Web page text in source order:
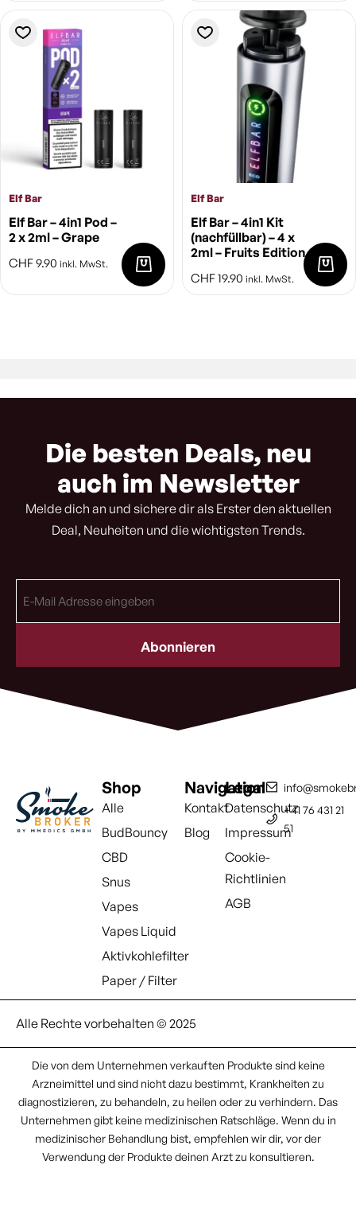
Elf Bar
Elf Bar – 4in1 Pod –
2 x 2ml – Grape
CHF9.90 inkl. MwSt.
Elf Bar
Elf Bar – 4in1 Kit
(nachfüllbar) – 4 x
2ml – Fruits Edition
CHF19.90 inkl. MwSt.
Die besten Deals, neu
auch im Newsletter
Melde dich an und sichere dir als Erster den aktuellen
Deal, Neuheiten und die wichtigsten Trends.
Mail
Shop
Alle
BudBouncy
CBD
Snus
Vapes
Vapes Liquid
Aktivkohlefilter
Paper / Filter
Navigation
Kontakt
Blog
Legal
Datenschutz
Impressum
Cookie-
Richtlinien
AGB
+41 76 431 21
51
Alle Rechte vorbehalten © 2025
Die von dem Unternehmen verkauften Produkte sind keine
Arzneimittel und sind nicht dazu bestimmt, Krankheiten zu
diagnostizieren, zu behandeln, zu heilen oder zu verhindern. Das
Unternehmen gibt keine medizinischen Ratschläge. Wenn du in
medizinischer Behandlung bist, empfehlen wir dir, vor der
Verwendung der Produkte deinen Arzt zu konsultieren.